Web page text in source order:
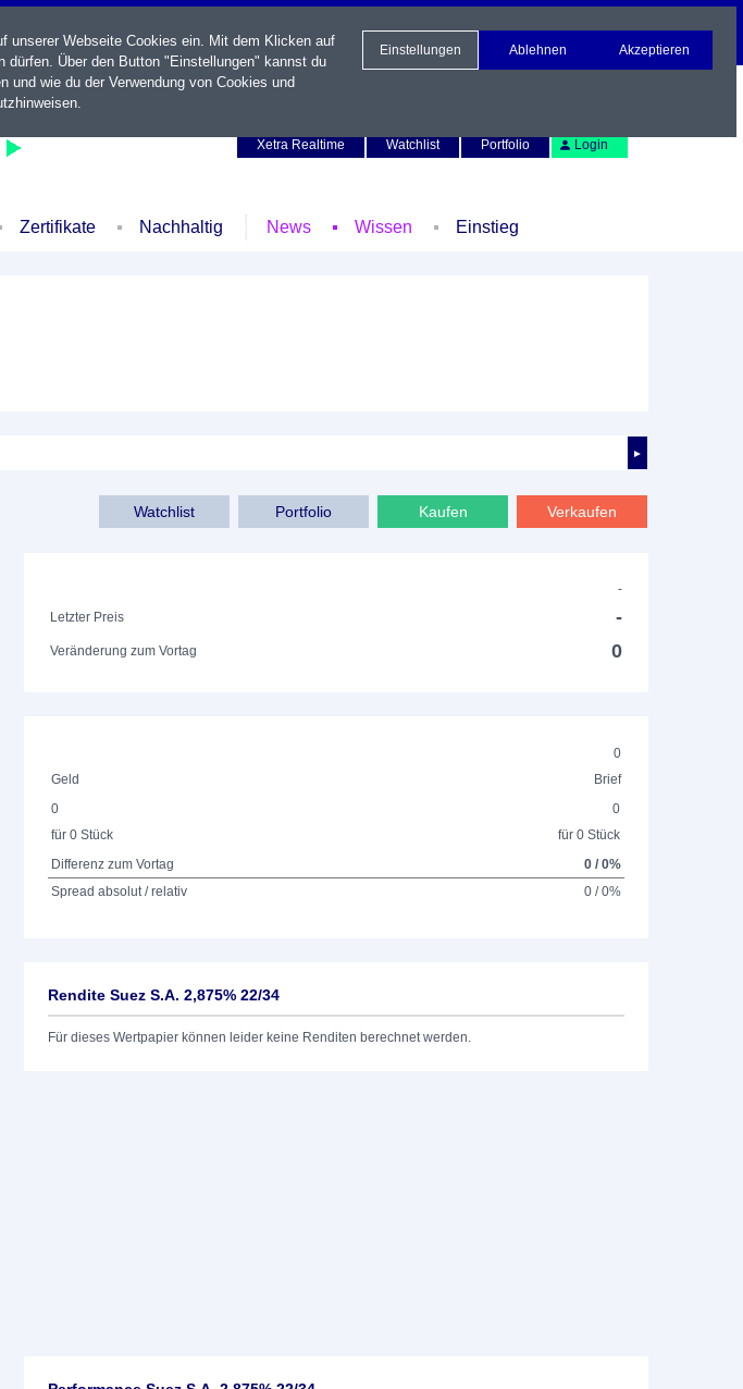
Xetra Realtime
Watchlist Portfolio Login
Zertifikate Nachhaltig News Wissen Einstieg
►
Verkaufen
Kaufen
Portfolio
Watchlist
-
Letzter Preis
-
Veränderung zum Vortag 0
0
Geld
Brief
0
für 0 Stück
0
für 0 Stück
Differenz zum Vortag
0 / 0%
Spread absolut / relativ
0 / 0%
Rendite Suez S.A. 2,875% 22/34
Für dieses Wertpapier können leider keine Renditen berechnet werden.
unserer Webseite Cookies ein. Mit dem Klicken auf
dürfen. Über den Button "Einstellungen" kannst du
und wie du der Verwendung von Cookies und
.
Einstellungen Ablehnen Akzeptieren